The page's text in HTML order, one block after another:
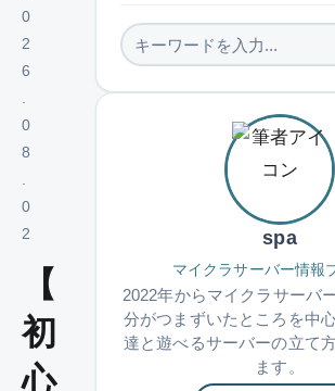
0
2
6
0
8
0
2
【
初
心
spa
マイクラサーバー情報
2022年からマイクラサーバ
分がつまずいたところを中
達と遊べるサーバーの立て
ます。